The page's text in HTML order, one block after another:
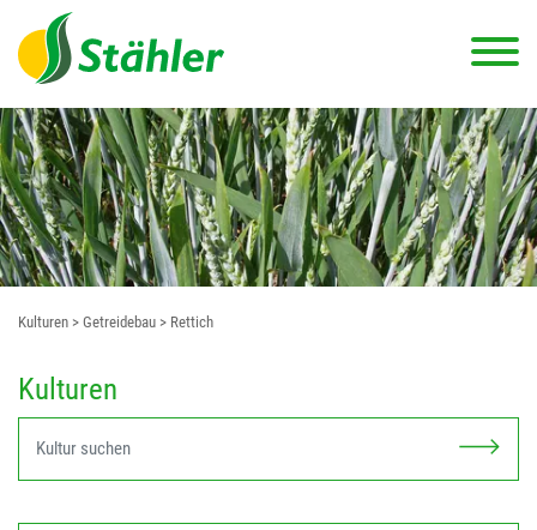
Kulturen > Getreidebau > Rettich
Kulturen